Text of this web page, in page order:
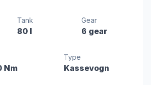
Tank
80 l
Gear
6 gear
Nm
Type
Kassevogn